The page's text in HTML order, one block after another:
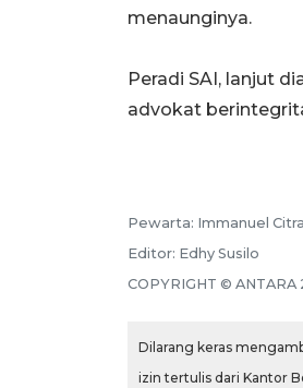
menaunginya.
Peradi SAI, lanjut
advokat
Pewarta: Immanuel
Editor: Edhy Susilo
COPYRIGHT © ANTARA
Dilarang keras
izin tertulis dari Kantor